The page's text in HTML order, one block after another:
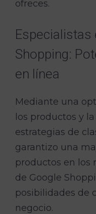
ofreces.
Especialistas
Shopping:
en línea
Mediante una
los productos y
estrategias de
garantizo una
productos en los
de Google
posibilidades de
negocio.